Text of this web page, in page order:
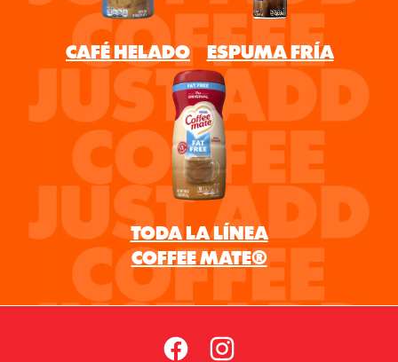
CAFÉ HELADO ESPUMA FRÍA
TODA LA LÍNEA
COFFEE MATE®